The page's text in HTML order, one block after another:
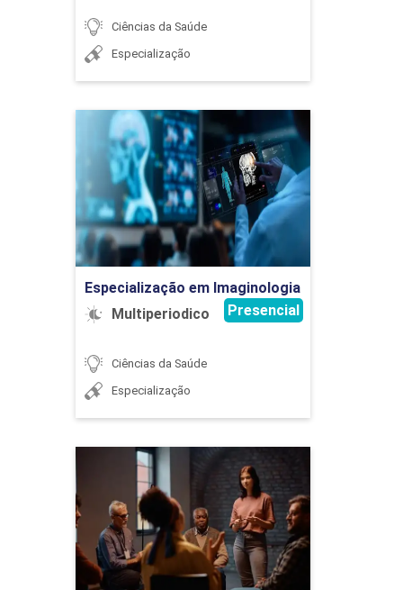
PRÁTICA DA MEDICINA INTEGRATIVA
TRABALHO DE CONCLUSÃO DE CURSO
15
Ciências da Saúde
Especialização
Especialização em Imaginologia
Multiperiodico
Presencial
Ciências da Saúde
Especialização
Especialização em
Imaginologia
Detalhes do curso
Ir para Inscrição
Especialização em Saúde
Mental: Práticas Integradas
para Profissionais da
Saúde e Educação
Detalhes do curso